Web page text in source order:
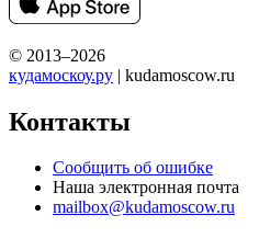
© 2013–2026
кудамоскоу.ру | kudamoscow.ru
Контакты
Сообщить об ошибке
Наша электронная почта
mailbox@kudamoscow.ru